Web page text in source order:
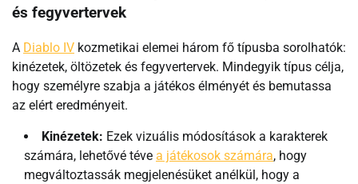
és fegyvertervek
A Diablo IV kozmetikai elemei három fő típusba sorolhatók:
kinézetek, öltözetek és fegyvertervek. Mindegyik típus célja,
hogy személyre szabja a játékos élményét és bemutassa
az elért eredményeit.
Kinézetek: Ezek vizuális módosítások a karakterek
számára, lehetővé téve a játékosok számára, hogy
megváltoztassák megjelenésüket anélkül, hogy a